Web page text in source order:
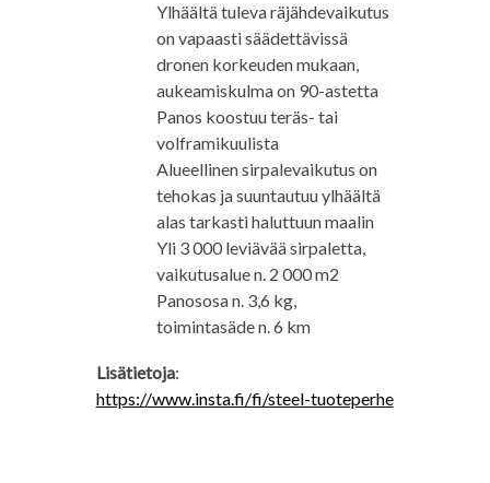
Ylhäältä tuleva räjähdevaikutus
on vapaasti säädettävissä
dronen korkeuden mukaan,
aukeamiskulma on 90-astetta
Panos koostuu teräs- tai
volframikuulista
Alueellinen sirpalevaikutus on
tehokas ja suuntautuu ylhäältä
alas tarkasti haluttuun maalin
Yli 3 000 leviävää sirpaletta,
vaikutusalue n. 2 000 m2
Panososa n. 3,6 kg,
toimintasäde n. 6 km
Lisätietoja:
https://www.insta.fi/fi/steel-tuoteperhe